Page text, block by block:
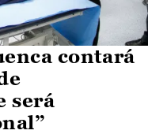
contará
será